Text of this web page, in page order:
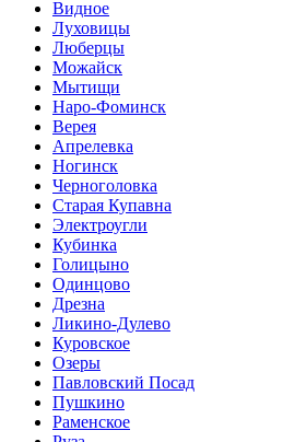
Видное
Луховицы
Люберцы
Можайск
Мытищи
Наро-Фоминск
Верея
Апрелевка
Ногинск
Черноголовка
Старая Купавна
Электроугли
Кубинка
Голицыно
Одинцово
Дрезна
Ликино-Дулево
Куровское
Озеры
Павловский Посад
Пушкино
Раменское